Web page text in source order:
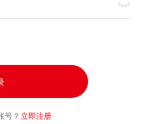
号？ 立即注册